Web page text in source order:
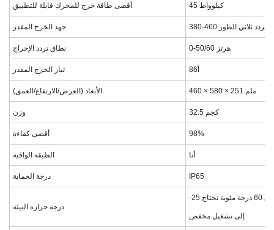
أقصى طاقة خرج للمحرك قابلة للتطبيق 45 كيلوواط
جهد الخرج المقدر متردد ثلاثي الطور
نطاق تردد الإخراج 0-50/60 هرتز
تيار الخرج المقدر 86أ
الأبعاد (العرض/الارتفاع/العمق) 460 × 580 × 251 ملم
وزن 32.5 كجم
أقصى كفاءة 98%
الطبقة الواقية أنا
درجة الحماية IP65
درجة حرارة البيئة
-25 درجة مئوية - +60 درجة مئوية فوق 60 درجة مئوية تحتاج
إلى تشغيل مخفض